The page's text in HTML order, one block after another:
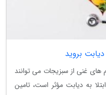
بروید
غنی از سبزیجات می توانند
به دیابت مؤثر است، تامین